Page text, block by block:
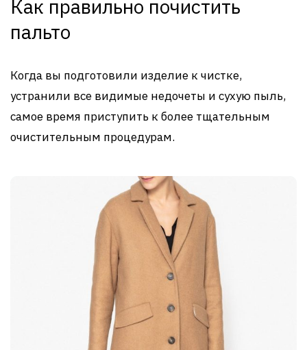
Как правильно почистить
пальто
Когда вы подготовили изделие к чистке,
устранили все видимые недочеты и сухую пыль,
самое время приступить к более тщательным
очистительным процедурам.